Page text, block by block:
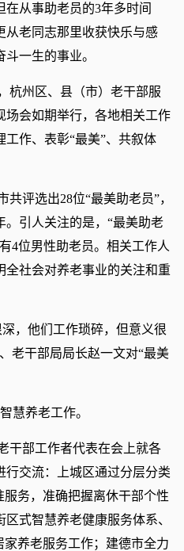
从事助老员的3年多时间
从老同志那里收获快乐与感
一生的事业。
杭州区、县（市）老干部服
场会如期举行，各地相关工作
作、表彰“最美”、共叙体
评选出28位“最美助老员”，
。引人关注的是，“最美助老
4位男性助老员。相关工作人
全社会对养老事业的关注和重
，他们工作琐碎，但意义很
老干部局局长赵一文对“最美
慧养老工作。
干部工作者代表在会上就各
行交流：上城区通过分层分类
务，准确把握离休干部个性
式智慧养老健康服务体系、
养老服务工作；建德市全力